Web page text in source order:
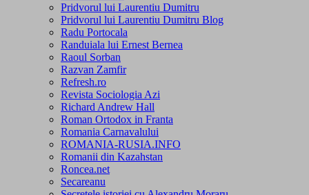
Pridvorul lui Laurentiu Dumitru
Pridvorul lui Laurentiu Dumitru Blog
Radu Portocala
Randuiala lui Ernest Bernea
Raoul Sorban
Razvan Zamfir
Refresh.ro
Revista Sociologia Azi
Richard Andrew Hall
Roman Ortodox in Franta
Romania Carnavalului
ROMANIA-RUSIA.INFO
Romanii din Kazahstan
Roncea.net
Secareanu